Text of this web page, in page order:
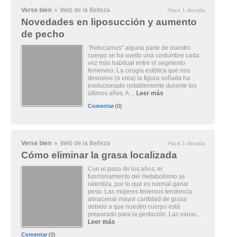
Verse bien » Web de la Belleza Hace 1 decada
Novedades en liposucción y aumento
de pecho
"Retocarnos" alguna parte de nuestro
cuerpo se ha vuelto una costumbre cada
vez más habitual entre el segmento
femenino. La cirugía estética que nos
devuelve (o crea) la figura soñada ha
evolucionado notablemente durante los
últimos años. A ... Leer más
Comentar(0)
Verse bien » Web de la Belleza Hace 1 decada
Cómo eliminar la grasa localizada
Con el paso de los años, el
funcionamiento del metabolismo se
ralentiza, por lo que es normal ganar
peso. Las mujeres tenemos tendencia
almacenar mayor cantidad de grasa
debido a que nuestro cuerpo está
preparado para la gestación. Las variac...
Leer más
Comentar(0)